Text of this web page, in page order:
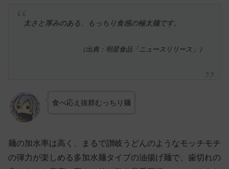
太さと厚みのある、もっちり食感の極太麺です。
（出典：明星食品「ニュースリリース」）
食べ応え抜群むっちり麺
麺の加水率は高く、まるで讃岐うどんのようなモッチモチ
の弾力が楽しめる多加水麺タイプの油揚げ麺で、歯切れの